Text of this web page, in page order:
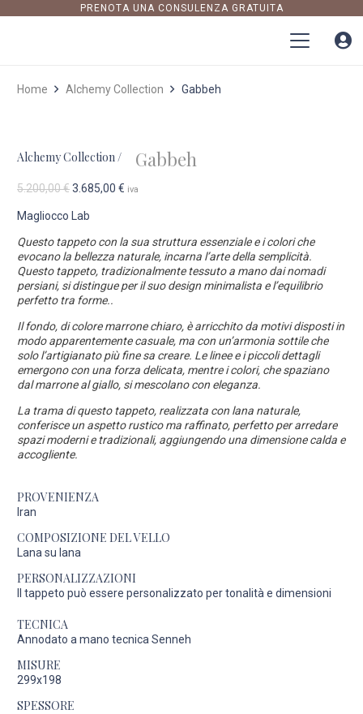
PRENOTA UNA CONSULENZA GRATUITA
Home Alchemy Collection Gabbeh
Alchemy Collection / Gabbeh
5.200,00€Il
originale
5.200,00 €.
3.685,00 € Il
3.685,00 €.
iva
Magliocco Lab
Questo tappeto con la sua struttura essenziale e i colori che
evocano la bellezza naturale, incarna l’arte della semplicità.
Questo tappeto, tradizionalmente tessuto a mano dai nomadi
persiani, si distingue per il suo design minimalista e l’equilibrio
perfetto tra forme..
Il fondo, di colore marrone chiaro, è arricchito da motivi disposti in
modo apparentemente casuale, ma con un’armonia sottile che
solo l’artigianato più fine sa creare. Le linee e i piccoli dettagli
emergono con una forza delicata, mentre i colori, che spaziano
dal marrone al giallo, si mescolano con eleganza.
La trama di questo tappeto, realizzata con lana naturale,
conferisce un aspetto rustico ma raffinato, perfetto per arredare
spazi moderni e tradizionali, aggiungendo una dimensione calda e
accogliente.
PROVENIENZA
Iran
COMPOSIZIONE DEL VELLO
Lana su lana
PERSONALIZZAZIONI
Il tappeto può essere personalizzato per tonalità e dimensioni
TECNICA
Annodato a mano tecnica Senneh
MISURE
299x198
SPESSORE